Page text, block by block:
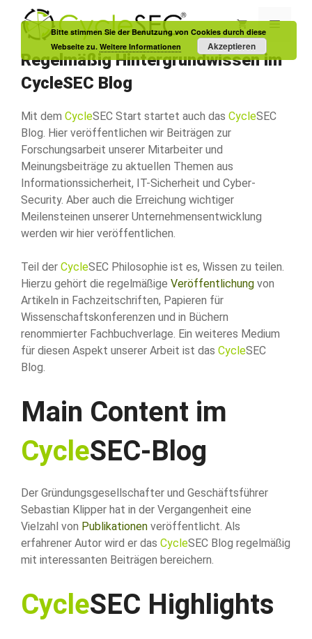
Inhalt
springen
Menü
Regelmäßig Hintergrundwissen im
CycleSEC Blog
Mit dem CycleSEC Start startet auch das CycleSEC
Blog. Hier veröffentlichen wir Beiträgen zur
Forschungsarbeit unserer Mitarbeiter und
Meinungsbeiträge zu aktuellen Themen aus
Informationssicherheit, IT-Sicherheit und Cyber-
Security. Aber auch die Erreichung wichtiger
Meilensteinen unserer Unternehmensentwicklung
werden wir hier veröffentlichen.
Teil der CycleSEC Philosophie ist es, Wissen zu teilen.
Hierzu gehört die regelmäßige Veröffentlichung von
Artikeln in Fachzeitschriften, Papieren für
Wissenschaftskonferenzen und in Büchern
renommierter Fachbuchverlage. Ein weiteres Medium
für diesen Aspekt unserer Arbeit ist das CycleSEC
Blog.
Main Content im
CycleSEC-Blog
Der Gründungsgesellschafter und Geschäftsführer
Sebastian Klipper hat in der Vergangenheit eine
Vielzahl von Publikationen veröffentlicht. Als
erfahrener Autor wird er das CycleSEC Blog regelmäßig
mit interessanten Beiträgen bereichern.
CycleSEC Highlights
Bitte stimmen Sie der Benutzung von Cookies durch diese
Webseite zu. Weitere Informationen Akzeptieren